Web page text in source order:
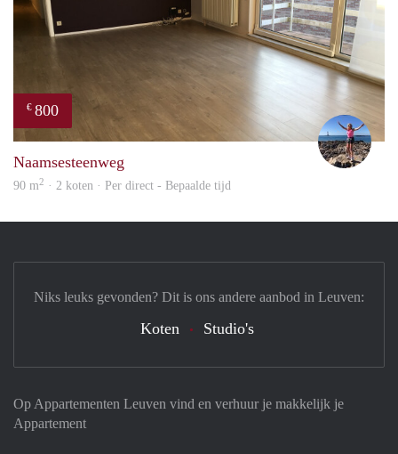
€ 800
Kaat
Naamsesteenweg
90 m2 · 2 koten · Per direct - Bepaalde tijd
Op Appartementen Leuven vind en verhuur je makkelijk je
Appartement
Niks leuks gevonden? Dit is ons andere aanbod in Leuven:
Koten Studio's